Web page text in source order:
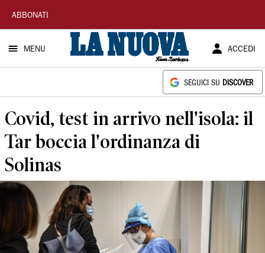
La
Nuova
Sardegna
ABBONATI
MENU ACCEDI
SEGUICI SU DISCOVER
Covid, test in arrivo nell'isola: il
Tar boccia l'ordinanza di
Solinas